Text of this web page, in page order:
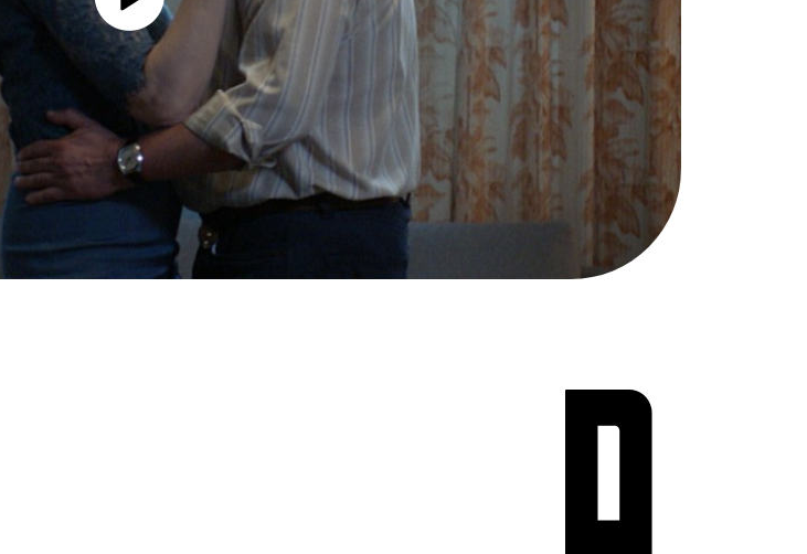
שלישי בשלייקס
אפטר בסינמטק
Teen Screen
קולנוע ישראלי
לפי ימים
לפרטים
לפרטים